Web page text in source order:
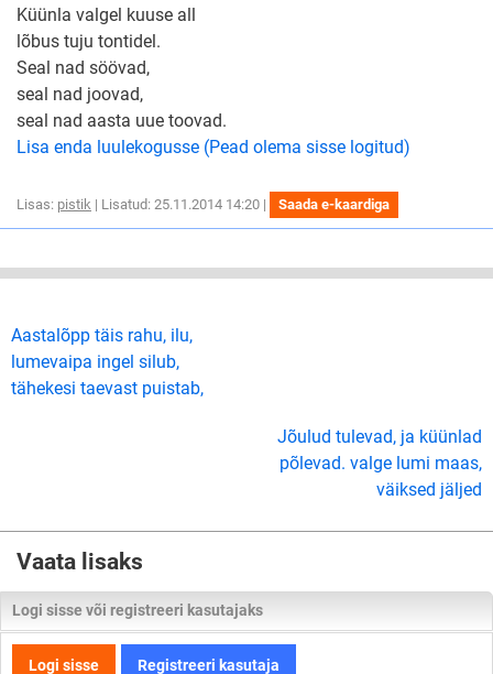
Küünla valgel kuuse all
lõbus tuju tontidel.
Seal nad söövad,
seal nad joovad,
seal nad aasta uue toovad.
Lisa enda luulekogusse (Pead olema sisse logitud)
Lisas: pistik | Lisatud: 25.11.2014 14:20 | Saada e-kaardiga
Aastalõpp täis rahu, ilu,
lumevaipa ingel silub,
tähekesi taevast puistab,
Jõulud tulevad, ja küünlad
põlevad. valge lumi maas,
väiksed jäljed
Vaata lisaks
Logi sisse või registreeri kasutajaks
Logi sisse Registreeri kasutaja